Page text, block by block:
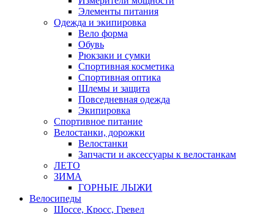
Элементы питания
Одежда и экипировка
Вело форма
Обувь
Рюкзаки и сумки
Спортивная косметика
Спортивная оптика
Шлемы и защита
Повседневная одежда
Экипировка
Спортивное питание
Велостанки, дорожки
Велостанки
Запчасти и аксессуары к велостанкам
ЛЕТО
ЗИМА
ГОРНЫЕ ЛЫЖИ
Велосипеды
Шоссе, Кросс, Гревел